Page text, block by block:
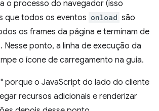
o processo do navegador (isso
que todos os eventos onload são
os frames da página e terminam de
Nesse ponto, a linha de execução da
o ícone de carregamento na guia.
porque o JavaScript do lado do cliente
recursos adicionais e renderizar